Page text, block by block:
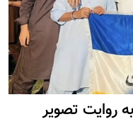
روایت تصویر